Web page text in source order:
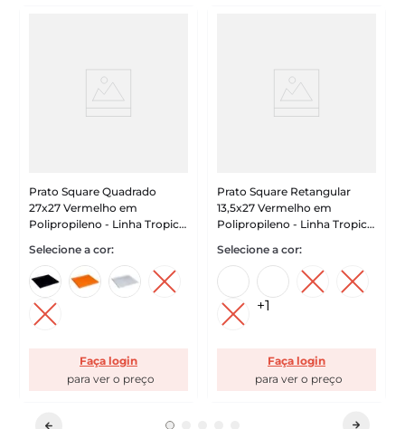
Prato Square Quadrado
27x27 Vermelho em
Polipropileno - Linha Tropical
Faça login
Prato Square Retangular
13,5x27 Vermelho em
Polipropileno - Linha Tropical
+1
Faça login